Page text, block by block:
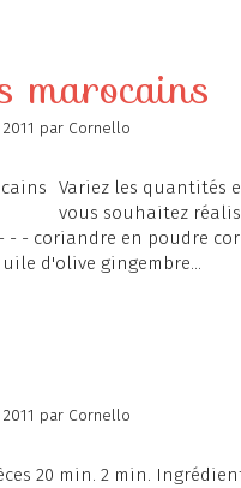
marocains
par Cornello
Variez les quantités
vous souhaitez
- - - coriandre en poudre
d'olive gingembre...
par Cornello
20 min. 2 min.